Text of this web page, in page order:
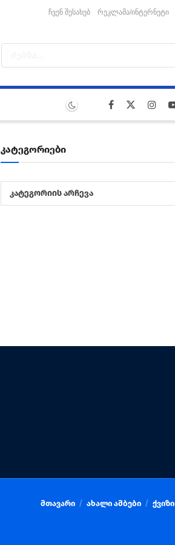
ჩვენ შესახებ რეკლამა/ინტერნეტი
კატეგორიები
კატეგორიები
კატეგორიის არჩევა
მთავარი ახალი ამბები ქვიზი